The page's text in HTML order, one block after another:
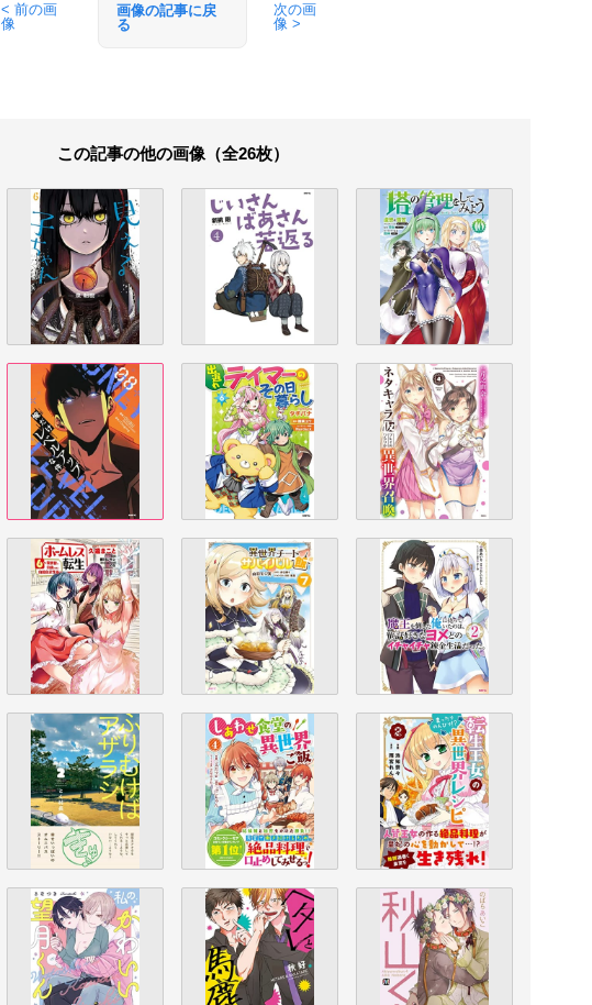
< 前の画
像
画像の記事に戻
る
次の画
像 >
この記事の他の画像（全26枚）